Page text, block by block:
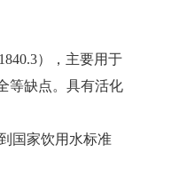
），主要用于
等缺点。具有活化
国家饮用水标准